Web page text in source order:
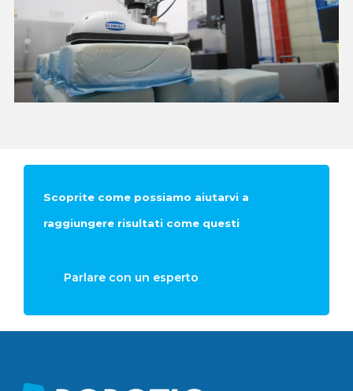
Scoprite come possiamo aiutarvi a
raggiungere risultati come questi
Parlare con un esperto